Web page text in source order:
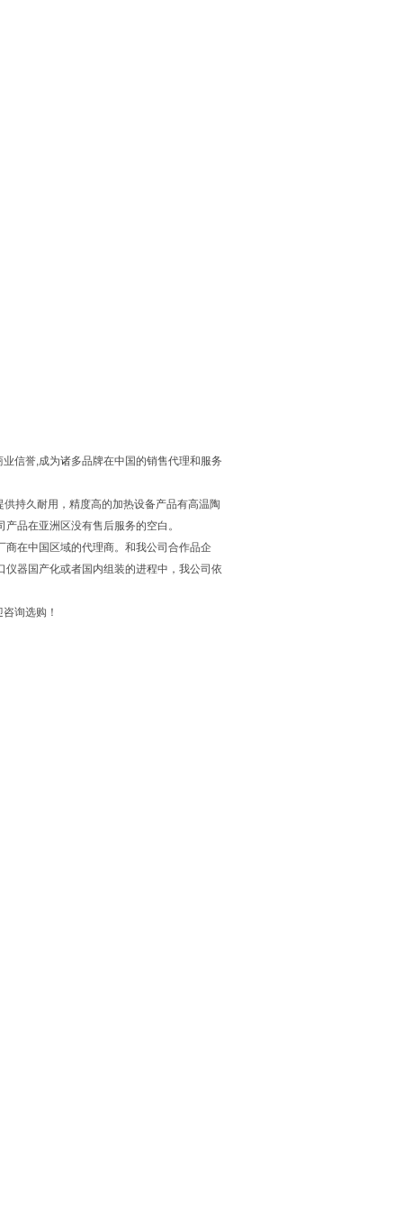
信誉,成为诸多品牌在中国的销售代理和服务
持久耐用，精度高的加热设备产品有高温陶
品在亚洲区没有售后服务的空白。
在中国区域的代理商。和我公司合作品企
器国产化或者国内组装的进程中，我公司依
询选购！